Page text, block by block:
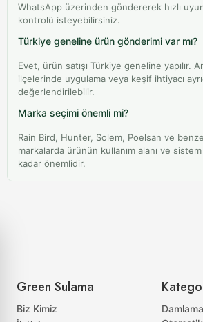
WhatsApp üzerinden göndererek hızlı
kontrolü isteyebilirsiniz.
Türkiye geneline ürün gönderimi var mı?
Evet, ürün satışı Türkiye geneline yapılır.
ilçelerinde uygulama veya keşif ihtiyacı
değerlendirilebilir.
Marka seçimi önemli mi?
Rain Bird, Hunter, Solem, Poelsan ve
markalarda ürünün kullanım alanı ve
kadar önemlidir.
Green Sulama
Biz Kimiz